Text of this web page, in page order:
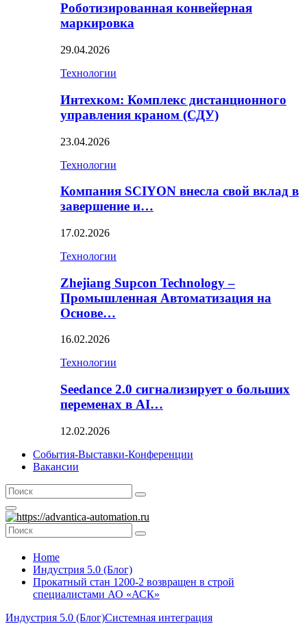
Роботизированная конвейерная
маркировка
29.04.2026
Технологии
Интехком: Комплекс дистанционного
управления краном (СДУ)
23.04.2026
Технологии
Компания SCIYON внесла свой вклад в
завершение и…
17.02.2026
Технологии
Zhejiang Supcon Technology –
Промышленная Автоматизация на
Основе…
16.02.2026
Технологии
Seedance 2.0 сигнализирует о больших
переменах в AI…
12.02.2026
События-Выставки-Конференции
Вакансии
Search
for:
Search
Primary
Menu
Search
for:
Search
Home
Индустрия 5.0 (Блог)
Прокатный стан 1200-2 возвращен в строй
специалистами АО «АСК»
Индустрия 5.0 (Блог)Системная интеграция